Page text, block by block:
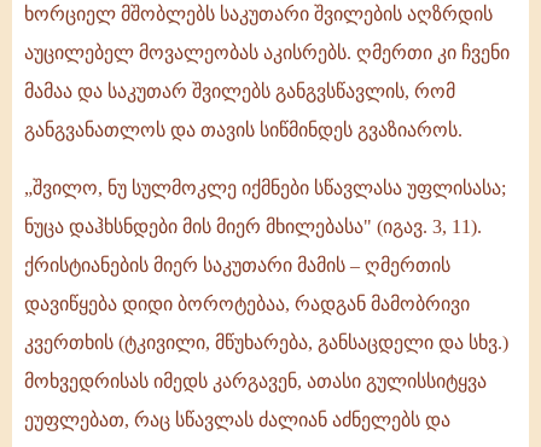
ხორციელ მშობლებს საკუთარი შვილების აღზრდის
აუცილებელ მოვალეობას აკისრებს. ღმერთი კი ჩვენი
მამაა და საკუთარ შვილებს განგვსწავლის, რომ
განგვანათლოს და თავის სიწმინდეს გვაზიაროს.
„შვილო, ნუ სულმოკლე იქმნები სწავლასა უფლისასა;
ნუცა დაჰხსნდები მის მიერ მხილებასა" (იგავ. 3, 11).
ქრისტიანების მიერ საკუთარი მამის – ღმერთის
დავიწყება დიდი ბოროტებაა, რადგან მამობრივი
კვერთხის (ტკივილი, მწუხარება, განსაცდელი და სხვ.)
მოხვედრისას იმედს კარგავენ, ათასი გულისსიტყვა
ეუფლებათ, რაც სწავლას ძალიან აძნელებს და